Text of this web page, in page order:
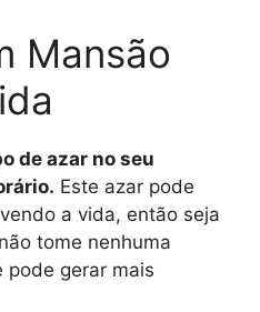
Mansão
de azar no seu
Este azar pode
a vida, então seja
tome nenhuma
pode gerar mais